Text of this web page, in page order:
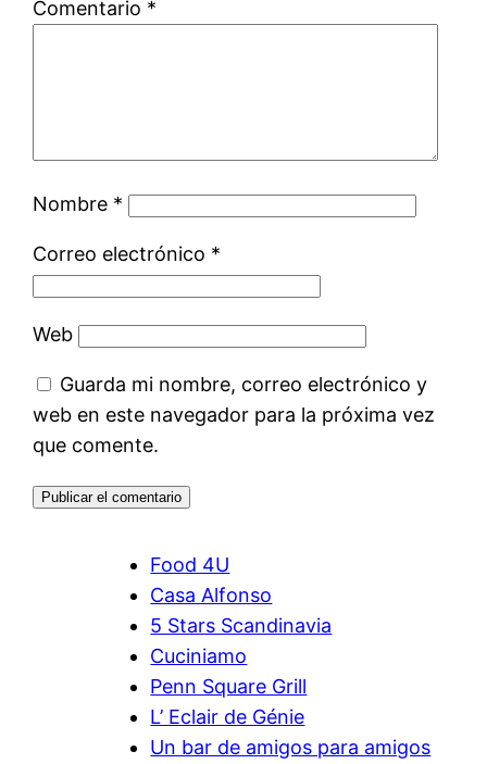
Comentario *
Nombre *
Correo electrónico *
Web
Guarda mi nombre, correo electrónico y
web en este navegador para la próxima vez
que comente.
Food 4U
Casa Alfonso
5 Stars Scandinavia
Cuciniamo
Penn Square Grill
L’ Eclair de Génie
Un bar de amigos para amigos